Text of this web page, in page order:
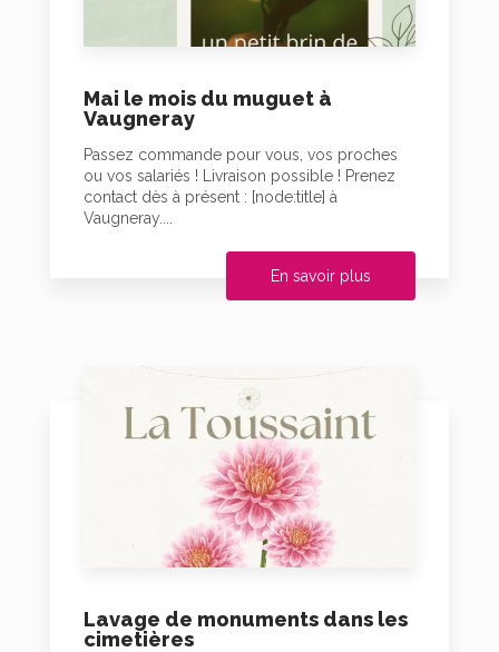
Mai le mois du muguet à
Vaugneray
Passez commande pour vous, vos proches
ou vos salariés ! Livraison possible ! Prenez
contact dès à présent : [node:title] à
Vaugneray....
En savoir plus
Lavage de monuments dans les
cimetières